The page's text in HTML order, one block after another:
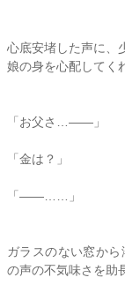
心底安堵した声に、
娘の身を心配してく
「お父さ…――」
「金は？」
「――……」
ガラスのない窓か
の声の不気味さを助